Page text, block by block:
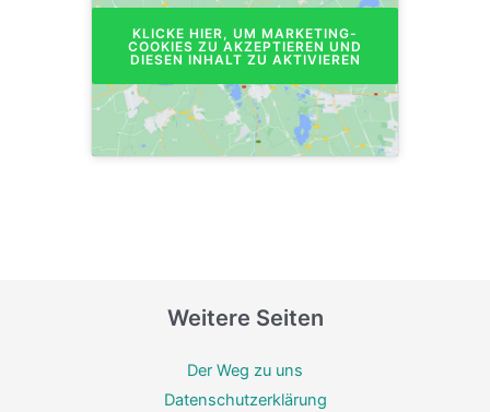
KLICKE HIER, UM MARKETING-
COOKIES ZU AKZEPTIEREN UND
DIESEN INHALT ZU AKTIVIEREN
Weitere Seiten
Der Weg zu uns
Datenschutzerklärung